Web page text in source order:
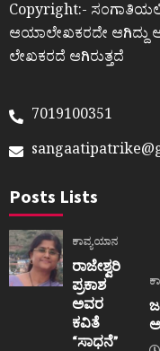
Copyright:-
ಆಯಾಲೇಖಕರದೇ
ಲೇಖಕರದೆ ಆಗಿರುತ್ತದೆ
7019100351
Posts Lists
ಕಾವ್ಯಯಾನ
ರಾಜೇಶ್ವರಿ
ಪ್ರಕಾಶ
ಅವರ
ಕವಿತೆ
“ಸಾಧನೆ”